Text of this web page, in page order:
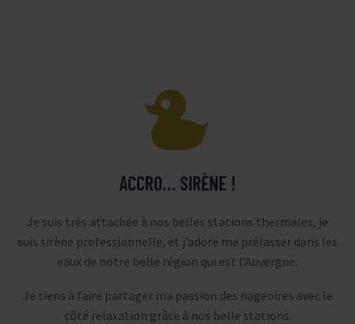


ACCRO… SIRÈNE !
Je suis très attachée à nos belles stations thermales, je
suis sirène professionnelle, et j’adore me prélasser dans les
eaux de notre belle région qui est l’Auvergne.
Je tiens à faire partager ma passion des nageoires avec le
côté relaxation grâce à nos belle stations.